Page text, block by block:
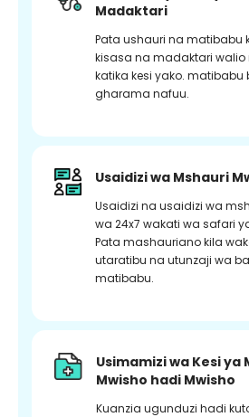
Madaktari
Pata ushauri na matibabu
kisasa na madaktari walio
katika kesi yako. matibabu
gharama nafuu.
Usaidizi wa Mshauri
Usaidizi na usaidizi wa
wa 24x7 wakati wa safari
Pata mashauriano kila
utaratibu na utunzaji wa
matibabu.
Usimamizi wa Kesi ya
Mwisho hadi Mwisho
Kuanzia ugunduzi hadi